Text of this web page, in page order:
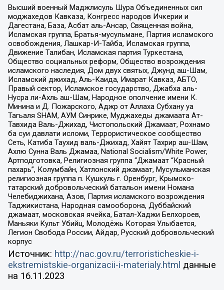
Высший военный Маджлисуль Шура Объединенных сил
моджахедов Кавказа, Конгресс народов Ичкерии и
Дагестана, База, Асбат аль-Ансар, Священная война,
Исламская группа, Братья-мусульмане, Партия исламского
освобождения, Лашкар-И-Тайба, Исламская группа,
Движение Талибан, Исламская партия Туркестана,
Общество социальных реформ, Общество возрождения
исламского наследия, Дом двух святых, Джунд аш-Шам,
Исламский джихад, Аль-Каида, Имарат Кавказ, АБТО,
Правый сектор, Исламское государство, Джабха аль-
Нусра ли-Ахль аш-Шам, Народное ополчение имени К.
Минина и Д. Пожарского, Аджр от Аллаха Субхану уа
Тагьаля SHAM, АУМ Синрике, Муджахеды джамаата Ат-
Тавхида Валь-Джихад, Чистопольский Джамаат, Рохнамо
ба суи давлати исломи, Террористическое сообщество
Сеть, Катиба Таухид валь-Джихад, Хайят Тахрир аш-Шам,
Ахлю Сунна Валь Джамаа, National Socialism/White Power,
Артподготовка, Религиозная группа “Джамаат “Красный
пахарь”, Колумбайн, Хатлонский джамаат, Мусульманская
религиозная группа п. Кушкуль г. Оренбург, Крымско-
татарский добровольческий батальон имени Номана
Челебиджихана, Азов, Партия исламского возрождения
Таджикистана, Народная самооборона, Дуббайский
джамаат, московская ячейка, Батал-Хаджи Белхороев,
Маньяки Культ Убийц, Молодёжь Которая Улыбается,
Легион Свобода России, Айдар, Русский добровольческий
корпус
Источник: http://nac.gov.ru/terroristicheskie-i-
ekstremistskie-organizacii-i-materialy.html данные
на 16.11.2023